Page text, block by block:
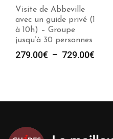
Visiter Béthune avec
un guide privé (2h) –
Groupe de 1 à 30
personnes
299.00€